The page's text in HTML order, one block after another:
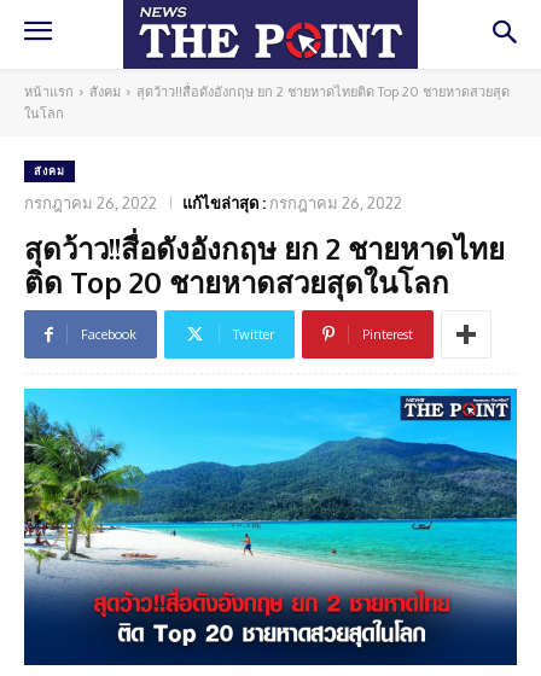
หน้าแรก สังคม
สุดว้าว!!สื่อดังอังกฤษ ยก 2 ชายหาดไทยติด Top 20 ชายหาดสวยสุด
ในโลก
สังคม
กรกฎาคม 26, 2022 แก้ไขล่าสุด : กรกฎาคม 26, 2022
สุดว้าว!!สื่อดังอังกฤษ ยก 2 ชายหาดไทย
ติด Top 20 ชายหาดสวยสุดในโลก
Facebook Twitter Pinterest